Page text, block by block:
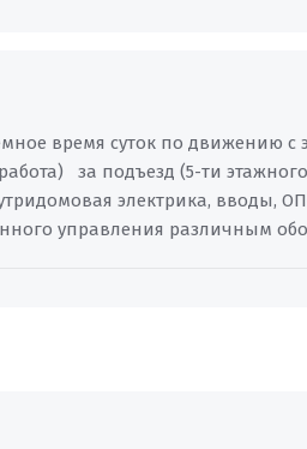
время суток по движению с
за подъезд (5-ти
электрика, вводы,
управления различным